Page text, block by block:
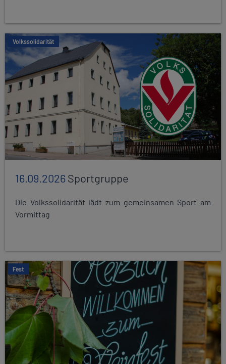
Volkssolidarität
16.09.2026Sportgruppe
Die Volkssolidarität lädt zum gemeinsamen Sport am
Vormittag
Fest